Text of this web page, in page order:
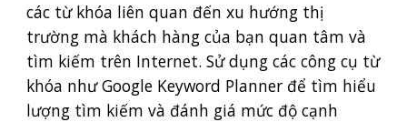
các từ khóa liên quan đến xu hướng thị
trường mà khách hàng của bạn quan tâm và
tìm kiếm trên Internet. Sử dụng các công cụ từ
khóa như Google Keyword Planner để tìm hiểu
lượng tìm kiếm và đánh giá mức độ cạnh